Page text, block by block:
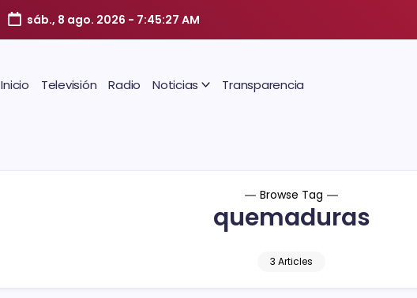
sáb., 8 ago. 2026 - 7:45:28 AM
Inicio Televisión Radio Noticias Transparencia
Browse Tag
quemaduras
3 Articles